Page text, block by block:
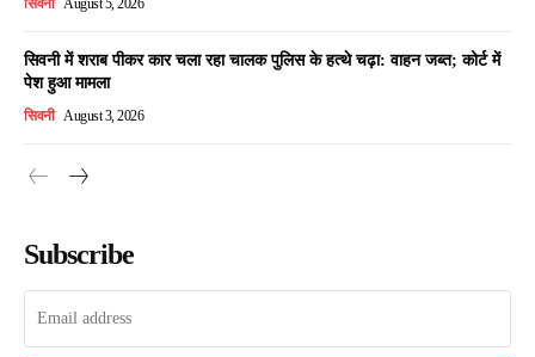
सिवनी August 5, 2026
सिवनी में शराब पीकर कार चला रहा चालक पुलिस के हत्थे चढ़ा: वाहन जब्त; कोर्ट में
पेश हुआ मामला
सिवनी August 3, 2026
Subscribe